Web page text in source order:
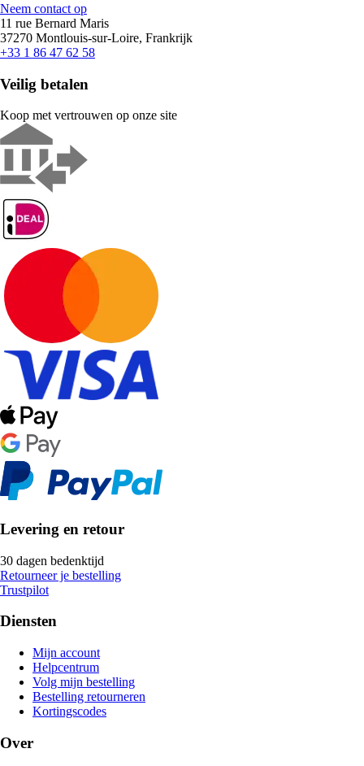
Neem contact op
11 rue Bernard Maris
37270 Montlouis-sur-Loire, Frankrijk
+33 1 86 47 62 58
Veilig betalen
Koop met vertrouwen op onze site
Levering en retour
30 dagen bedenktijd
Retourneer je bestelling
Trustpilot
Diensten
Mijn account
Helpcentrum
Volg mijn bestelling
Bestelling retourneren
Kortingscodes
Over